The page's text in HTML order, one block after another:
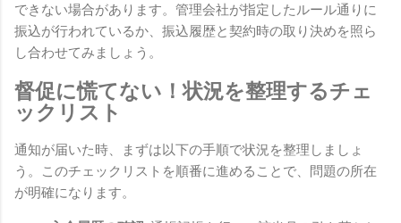
できない場合があります。管理会社が指定したルール通りに
振込が行われているか、振込履歴と契約時の取り決めを照ら
し合わせてみましょう。
督促に慌てない！状況を整理するチェ
ックリスト
通知が届いた時、まずは以下の手順で状況を整理しましょ
う。このチェックリストを順番に進めることで、問題の所在
が明確になります。